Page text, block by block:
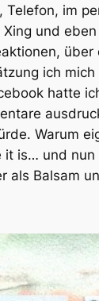
Telefon, im
und
über
ich
hatte
Warum
it is… und nun
als Balsam